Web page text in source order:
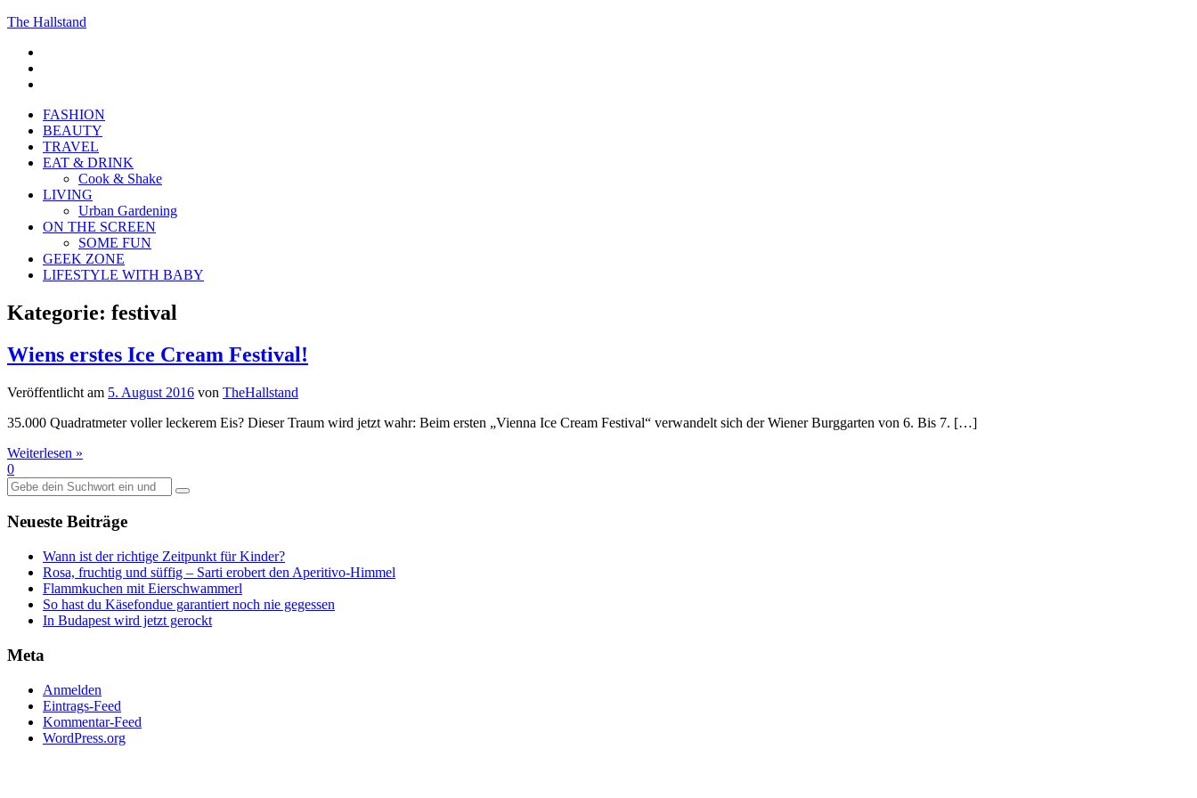
The Hallstand
FASHION
BEAUTY
TRAVEL
EAT & DRINK
Cook & Shake
LIVING
Urban Gardening
ON THE SCREEN
SOME FUN
GEEK ZONE
LIFESTYLE WITH BABY
Kategorie: festival
Wiens erstes Ice Cream Festival!
Veröffentlicht am 5. August 2016 von TheHallstand
35.000 Quadratmeter voller leckerem Eis? Dieser Traum wird jetzt wahr: Beim ersten „Vienna Ice Cream Festival“ verwandelt sich der Wiener Burggarten von 6. Bis 7. […]
Weiterlesen »
0
Suche
nach:
Neueste Beiträge
Wann ist der richtige Zeitpunkt für Kinder?
Rosa, fruchtig und süffig – Sarti erobert den Aperitivo-Himmel
Flammkuchen mit Eierschwammerl
So hast du Käsefondue garantiert noch nie gegessen
In Budapest wird jetzt gerockt
Meta
Anmelden
Eintrags-Feed
Kommentar-Feed
WordPress.org